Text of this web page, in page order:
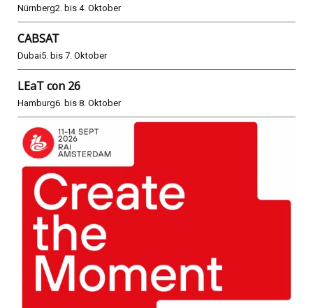
Nürnberg2. bis 4. Oktober
CABSAT
Dubai5. bis 7. Oktober
LEaT con 26
Hamburg6. bis 8. Oktober